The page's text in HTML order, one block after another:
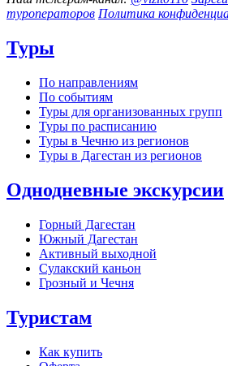
туроператоров Политика
Туры
По направлениям
По событиям
Туры для организованных групп
Туры по расписанию
Туры в Чечню из регионов
Туры в Дагестан из регионов
Однодневные экскурсии
Горный Дагестан
Южный Дагестан
Активный выходной
Сулакский каньон
Грозный и Чечня
Туристам
Как купить